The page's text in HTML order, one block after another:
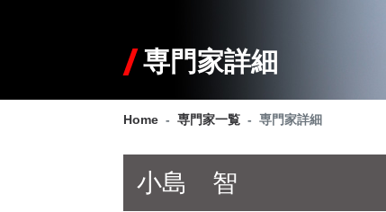
専門家詳細
Home 専門家一覧 専門家詳細
小島 智